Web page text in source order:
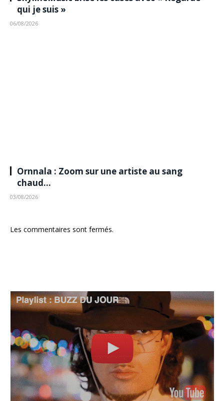
qui je suis »
06/08/2026
Ornnala : Zoom sur une artiste au sang
chaud…
03/08/2026
Les commentaires sont fermés.